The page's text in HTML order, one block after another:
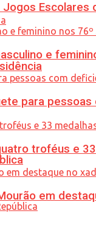
Escolares
e
para
troféus e
em